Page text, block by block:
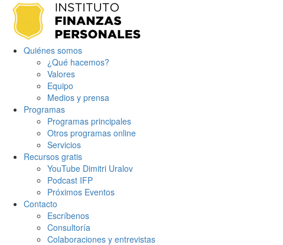
Quiénes somos
¿Qué hacemos?
Valores
Equipo
Medios y prensa
Programas
Programas principales
Otros programas online
Servicios
Recursos gratis
YouTube Dimitri Uralov
Podcast IFP
Próximos Eventos
Contacto
Escríbenos
Consultoría
Colaboraciones y entrevistas